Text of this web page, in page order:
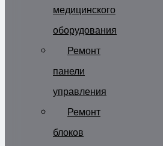
медицинского
оборудования
Ремонт
панели
управления
Ремонт
блоков